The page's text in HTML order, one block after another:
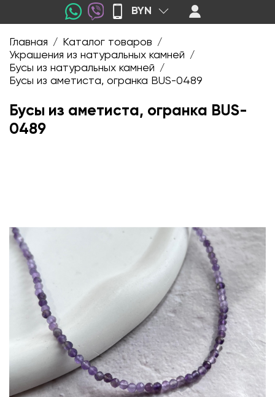
BYN
Главная / Каталог товаров /
Украшения из натуральных камней /
Бусы из натуральных камней /
Бусы из аметиста, огранка BUS-0489
Бусы из аметиста, огранка BUS-
0489